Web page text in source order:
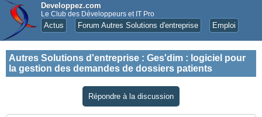
Developpez.com
Le Club des Développeurs et IT Pro
Actus Forum Autres Solutions d'entreprise Emploi
Autres Solutions d'entreprise : Ges'dim : logiciel pour
la gestion des demandes de dossiers patients
Répondre à la discussion